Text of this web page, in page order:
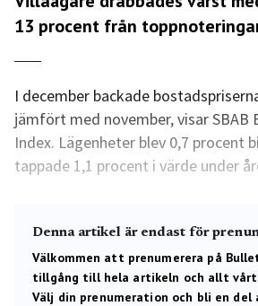
13 procent från
I december backade
jämfört med november, visar SBAB
Index. Lägenheter blev 0,7 procent
tappade 1,1 procent i värde under
Denna artikel är endast för
Välkommen att prenumerera på
tillgång till hela artikeln och allt vårt
Välj din prenumeration och bli en del